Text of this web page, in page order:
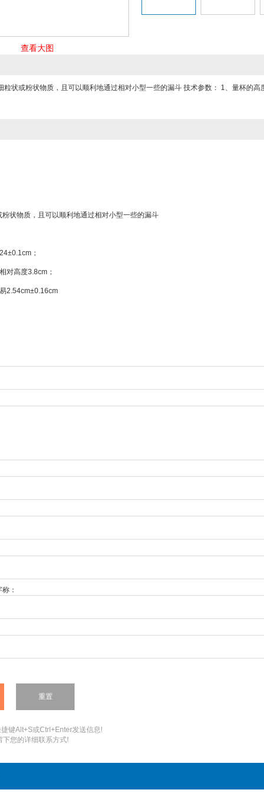
查看大图
粒状或粉状物质，且可以顺利地通过相对小型一些的漏斗 技术参数： 1、量杯的
状物质，且可以顺利地通过相对小型一些的漏斗
；
对高度3.8cm；
2.54cm±0.16cm
：
键Alt+S或Ctrl+Enter发送信息!
下您的详细联系方式!